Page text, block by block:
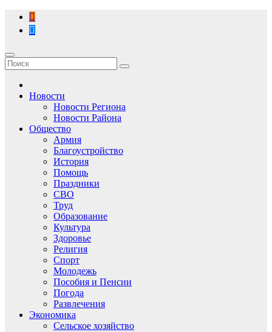
Перейти
содержимому
Новости
Новости Региона
Новости Района
Общество
Армия
Благоустройство
История
Помощь
Праздники
СВО
Труд
Образование
Культура
Здоровье
Религия
Спорт
Молодежь
Пособия и Пенсии
Погода
Развлечения
Экономика
Сельское хозяйство